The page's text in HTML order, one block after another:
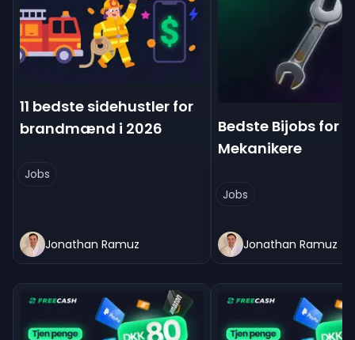
11 bedste sidehustler for
brandmænd i 2026
Jobs
Jonathan Ramuz
Bedste Bijobs for
Mekanikere
Jobs
Jonathan Ramuz